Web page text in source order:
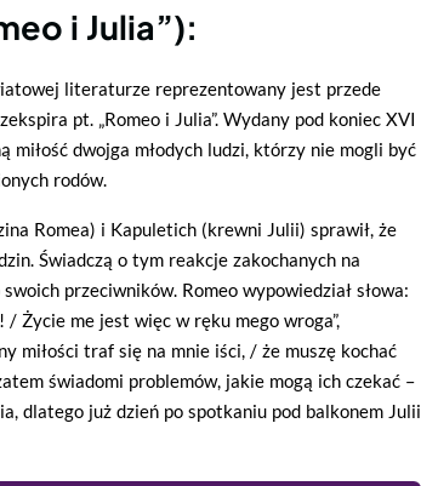
i Julia”):
literaturze reprezentowany jest przede
pt. „Romeo i Julia”. Wydany pod koniec XVI
miłość dwojga młodych ludzi, którzy nie mogli być
rodów.
Romea) i Kapuletich (krewni Julii) sprawił, że
Świadczą o tym reakcje zakochanych na
przeciwników. Romeo wypowiedział słowa:
Życie me jest więc w ręku mego wroga”,
miłości traf się na mnie iści, / że muszę kochać
świadomi problemów, jakie mogą ich czekać –
dlatego już dzień po spotkaniu pod balkonem Julii